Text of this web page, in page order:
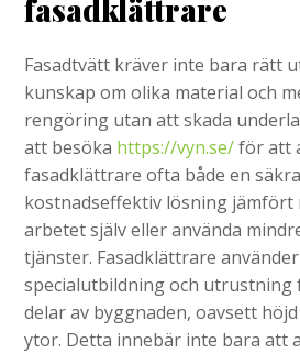
fasadklättrare
Fasadtvätt kräver inte bara rätt
kunskap om olika material och
rengöring utan att skada
att besöka https://vyn.se/för att
fasadklättrare ofta både en
kostnadseffektiv lösning jämfört
arbetet själv eller använda
tjänster. Fasadklättrare
specialutbildning och utrustning
delar av byggnaden, oavsett
ytor. Detta innebär inte bara att